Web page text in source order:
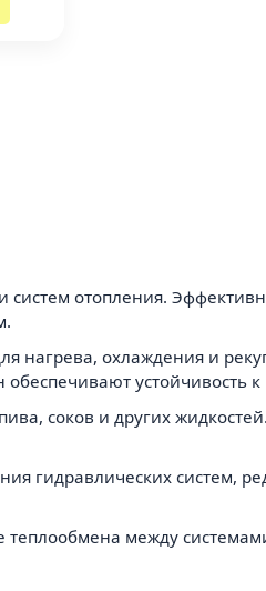
отопления.
охлаждения и
устойчивость к
соков и других
гидравлических систем,
между